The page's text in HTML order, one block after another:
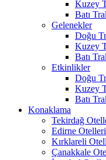
Kuzey
Batı
Gelenekler
Doğu
Kuzey
Batı
Etkinlikler
Doğu
Kuzey
Batı
Konaklama
Tekirdağ
Edirne Otelleri
Kırklareli
Çanakkale